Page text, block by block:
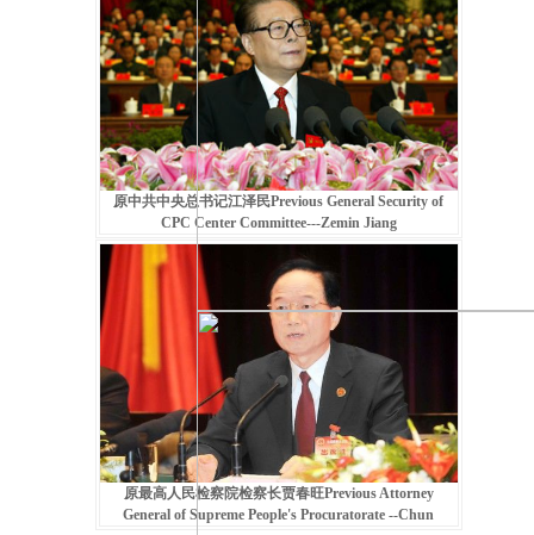
原中共中央总书记江泽民Previous General Security of
CPC Center Committee---Zemin Jiang
原最高人民检察院检察长贾春旺Previous Attorney
General of Supreme People's Procuratorate --Chun